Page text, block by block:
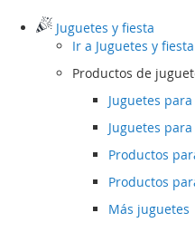
Juguetes y fiesta
Ir a Juguetes y fiesta
Productos de
Juguetes
Juguetes
Productos
Productos
Más juguetes